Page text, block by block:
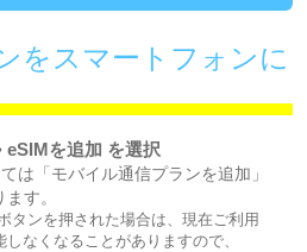
をスマートフォンに
を追加 を選択
は「モバイル通信プランを追加」
す。
タンを押された場合は、現在ご利用
なくなることがありますので、